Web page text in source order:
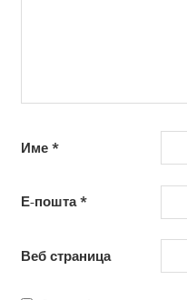
Име *
Е-пошта*
Веб страница